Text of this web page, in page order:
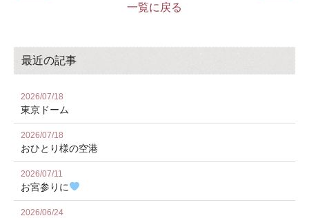
一覧に戻る
最近の記事
2026/07/18
東京ドーム
2026/07/18
おひとり様の空港
2026/07/11
お宮参りに
2026/06/24